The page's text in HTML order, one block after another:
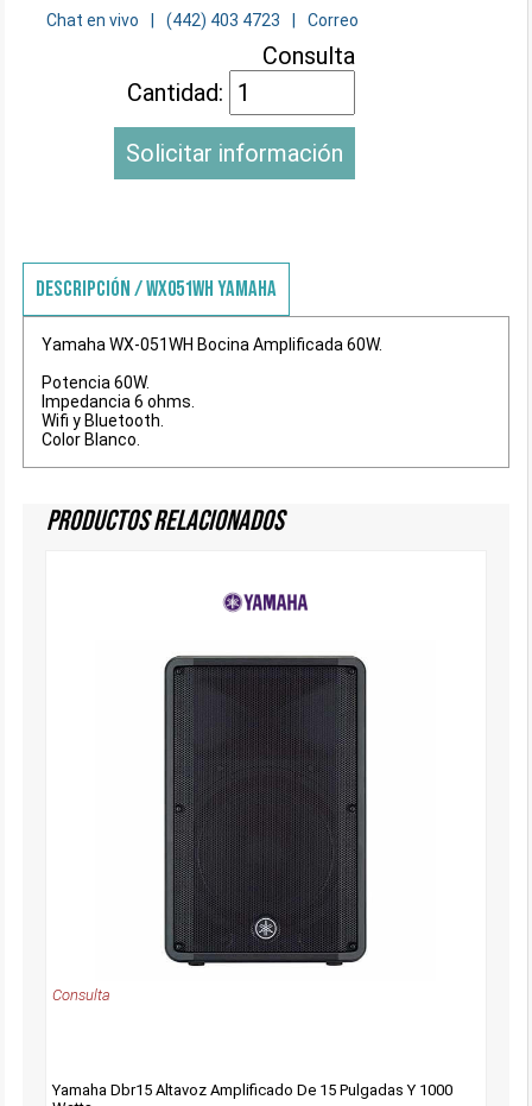
Chat en vivo (442) 403 4723 Correo
Consulta
Cantidad:
Solicitar información
DESCRIPCIÓN / WX051WH YAMAHA
Yamaha WX-051WH Bocina Amplificada 60W.
Potencia 60W.
Impedancia 6 ohms.
Wifi y Bluetooth.
Color Blanco.
Productos Relacionados
Consulta
Yamaha Dbr15 Altavoz Amplificado De 15 Pulgadas Y 1000